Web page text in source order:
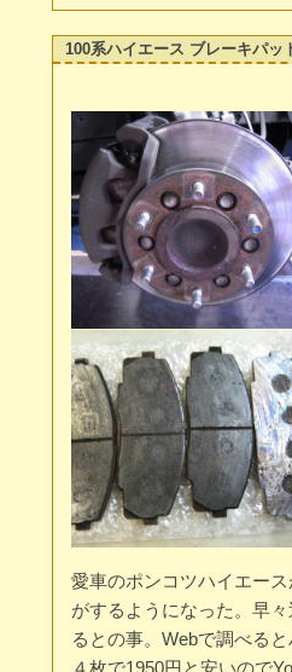
100系ハイエース ブレーキパッ
愛車のポンコツハイエー
がするようになった。早
るとの事。Webで調べる
４枚で1950円と安いので